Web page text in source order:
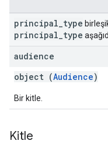
principal type
principal type
audience
object (Audience)
Bir kitle.
Kitle